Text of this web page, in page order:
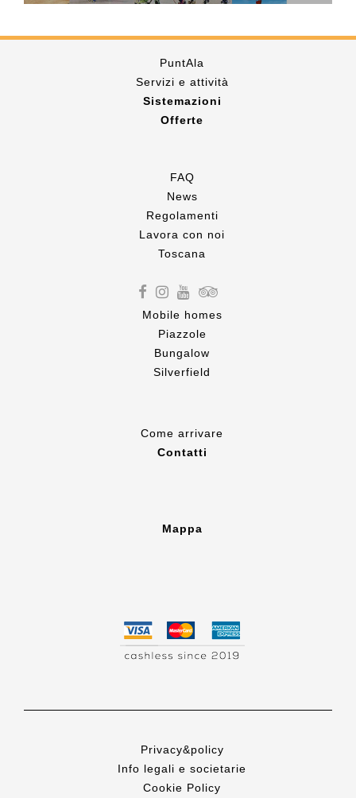
PuntAla
Servizi e attività
Sistemazioni
Offerte
FAQ
News
Regolamenti
Lavora con noi
Toscana
Mobile homes
Piazzole
Bungalow
Silverfield
Come arrivare
Contatti
Mappa
Privacy&policy
Info legali e societarie
Cookie Policy